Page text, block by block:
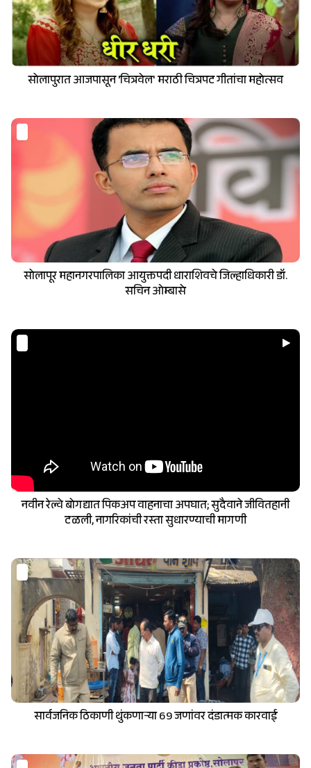
सोलापुरात आजपासून 'चित्रवेल' मराठी चित्रपट गीतांचा महोत्सव
सोलापूर महानगरपालिका आयुक्तपदी धाराशिवचे जिल्हाधिकारी डॉ.
सचिन ओम्बासे
नवीन रेल्वे बोगद्यात पिकअप वाहनाचा अपघात; सुदैवाने जीवितहानी
टळली, नागरिकांची रस्ता सुधारण्याची मागणी
सार्वजनिक ठिकाणी थुंकणाऱ्या 69 जणांवर दंडात्मक कारवाई